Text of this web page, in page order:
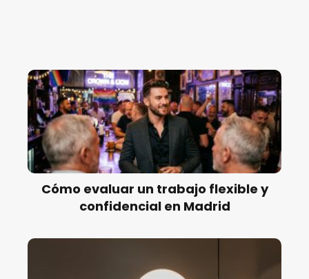
Cómo evaluar un trabajo flexible y
confidencial en Madrid